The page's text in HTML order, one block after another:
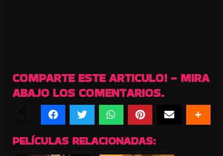
COMPARTE ESTE ARTICULO! - MIRA
ABAJO LOS COMENTARIOS.
PELÍCULAS RELACIONADAS: